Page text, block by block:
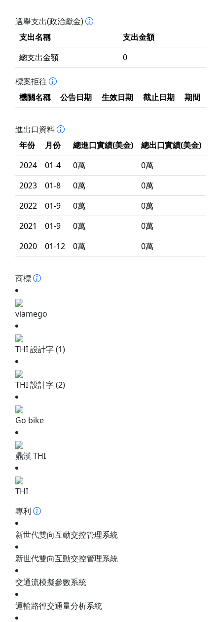
選舉支出(政治獻金)
支出名稱
支出金額
總支出金額
0
標案拒往
機關名稱
公告日期 生效日期 截止日期 期間
進出口資料
年份
月份 總進口實績(美金)
總出口實績(美金)
2024
01-4 0萬
0萬
2023
01-8 0萬
0萬
2022
01-9 0萬
0萬
2021
01-9 0萬
0萬
2020
01-12 0萬 0萬
商標
viamego
THI 設計字 (1)
THI 設計字 (2)
Go bike
鼎漢 THI
THI
專利
新世代雙向互動交控管理系統
新世代雙向互動交控管理系統
交通流模擬參數系統
運輸路徑交通量分析系統